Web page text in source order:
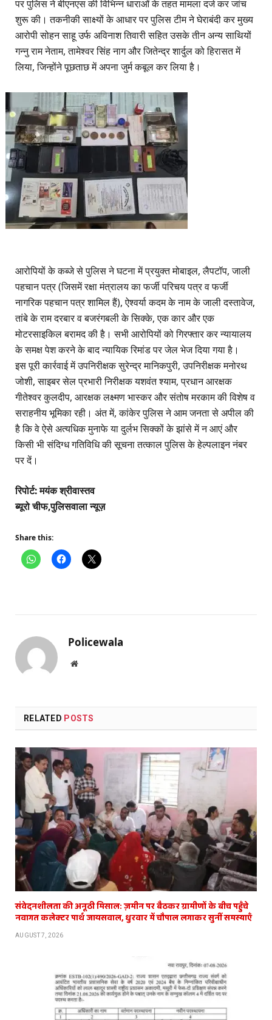
पर पुलिस ने बीएनएस की विभिन्न धाराओं के तहत मामला दर्ज कर जांच
शुरू की। तकनीकी साक्ष्यों के आधार पर पुलिस टीम ने घेराबंदी कर मुख्य
आरोपी सोहन साहू उर्फ अविनाश तिवारी सहित उसके तीन अन्य साथियों
गन्नु राम नेताम, तामेश्वर सिंह नाग और जितेन्द्र शार्दुल को हिरासत में
लिया, जिन्होंने पूछताछ में अपना जुर्म कबूल कर लिया है।
आरोपियों के कब्जे से पुलिस ने घटना में प्रयुक्त मोबाइल, लैपटॉप, जाली
पहचान पत्र (जिसमें रक्षा मंत्रालय का फर्जी परिचय पत्र व फर्जी
नागरिक पहचान पत्र शामिल हैं), ऐश्वर्या कदम के नाम के जाली दस्तावेज,
तांबे के राम दरबार व बजरंगबली के सिक्के, एक कार और एक
मोटरसाइकिल बरामद की है। सभी आरोपियों को गिरफ्तार कर न्यायालय
के समक्ष पेश करने के बाद न्यायिक रिमांड पर जेल भेज दिया गया है।
इस पूरी कार्रवाई में उपनिरीक्षक सुरेन्द्र मानिकपुरी, उपनिरीक्षक मनोरथ
जोशी, साइबर सेल प्रभारी निरीक्षक यशवंत श्याम, प्रधान आरक्षक
गीतेश्वर कुलदीप, आरक्षक लक्ष्मण भास्कर और संतोष मरकाम की विशेष व
सराहनीय भूमिका रही। अंत में, कांकेर पुलिस ने आम जनता से अपील की
है कि वे ऐसे अत्यधिक मुनाफे या दुर्लभ सिक्कों के झांसे में न आएं और
किसी भी संदिग्ध गतिविधि की सूचना तत्काल पुलिस के हेल्पलाइन नंबर
पर दें।
रिपोर्ट: मयंक श्रीवास्तव
ब्यूरो चीफ,पुलिसवाला न्यूज़
Share this:
Policewala
Website
RELATED POSTS
संवेदनशीलता की अनूठी मिसाल: ज़मीन पर बैठकर ग्रामीणों के बीच पहुँचे
नवागत कलेक्टर पार्थ जायसवाल, धुरवार में चौपाल लगाकर सुनीं समस्याएँ
AUGUST 7, 2026